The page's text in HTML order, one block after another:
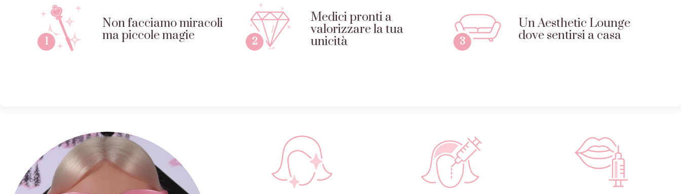
Non facciamo miracoli
ma piccole magie
1
Medici pronti a
valorizzare la tua
unicità
2
Un Aesthetic Lounge
dove sentirsi a casa
3